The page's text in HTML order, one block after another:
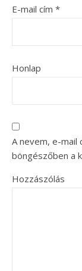
E-mail cím *
Honlap
A nevem, e-mail
böngészőben a
Hozzászólás